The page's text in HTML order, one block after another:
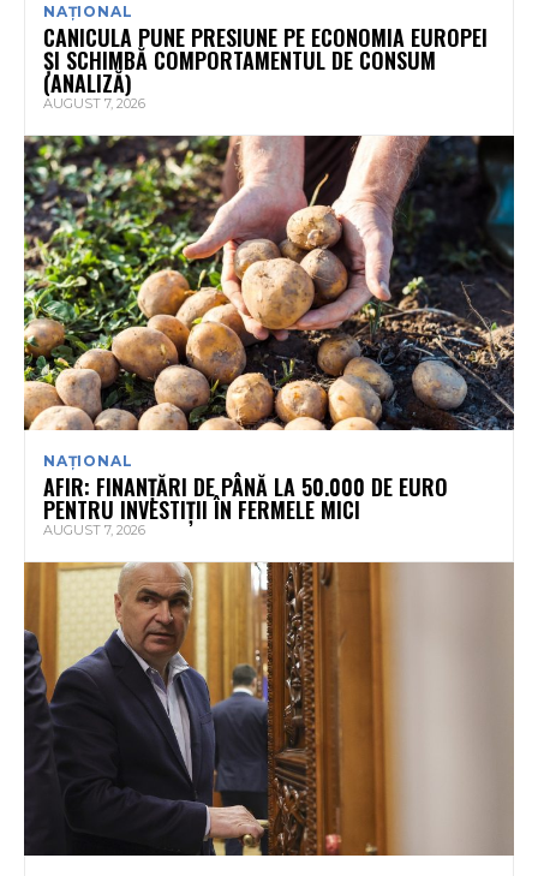
NAȚIONAL
CANICULA PUNE PRESIUNE PE ECONOMIA EUROPEI
ȘI SCHIMBĂ COMPORTAMENTUL DE CONSUM
(ANALIZĂ)
AUGUST 7, 2026
NAȚIONAL
AFIR: FINANȚĂRI DE PÂNĂ LA 50.000 DE EURO
PENTRU INVESTIȚII ÎN FERMELE MICI
AUGUST 7, 2026